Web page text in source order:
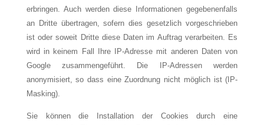
erbringen. Auch werden diese Informationen gegebenenfalls
an Dritte übertragen, sofern dies gesetzlich vorgeschrieben
ist oder soweit Dritte diese Daten im Auftrag verarbeiten. Es
wird in keinem Fall Ihre IP-Adresse mit anderen Daten von
Google zusammengeführt. Die IP-Adressen werden
anonymisiert, so dass eine Zuordnung nicht möglich ist (IP-
Masking).
Sie können die Installation der Cookies durch eine